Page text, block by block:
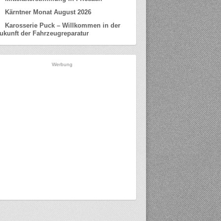
Kärntner Monat August 2026
Karosserie Puck – Willkommen in der
der Fahrzeugreparatur
Werbung